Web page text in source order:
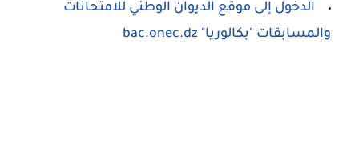
الدخول إلى موقع الديوان الوطني للامتحانات
والمسابقات "بكالوريا" bac.onec.dz